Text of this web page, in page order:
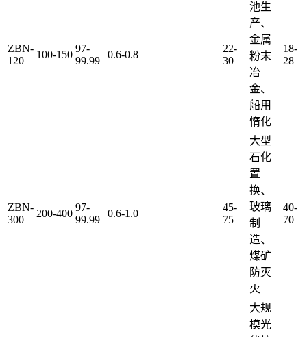
ZBN-
120
100-150
97-
99.99
0.6-0.8
22-
30
池生
产、
金属
粉末
冶
金、
船用
惰化
18-
28
ZBN-
300
200-400
97-
99.99
0.6-1.0
45-
75
大型
石化
置
换、
玻璃
制
造、
煤矿
防灭
火
40-
70
大规
模光